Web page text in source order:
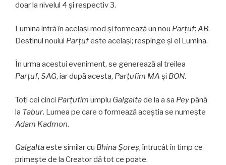
doar la nivelul 4 și respectiv 3.
Lumina intră în același mod și formează un nou Parţuf: AB.
Destinul noului Parţufeste același; respinge şi el Lumina.
În urma acestui eveniment, se generează al treilea
Parţuf, SAG, iar după acesta, Parţufim MA și BON.
Toți cei cinci Parţufim umplu Galgaltade la a sa Peypână
la Tabur. Lumea pe care o formează aceştia se numește
Adam Kadmon.
Galgaltaeste similar cu Bhina Şoreş, întrucât în timp ce
primește de la Creator dă tot ce poate.